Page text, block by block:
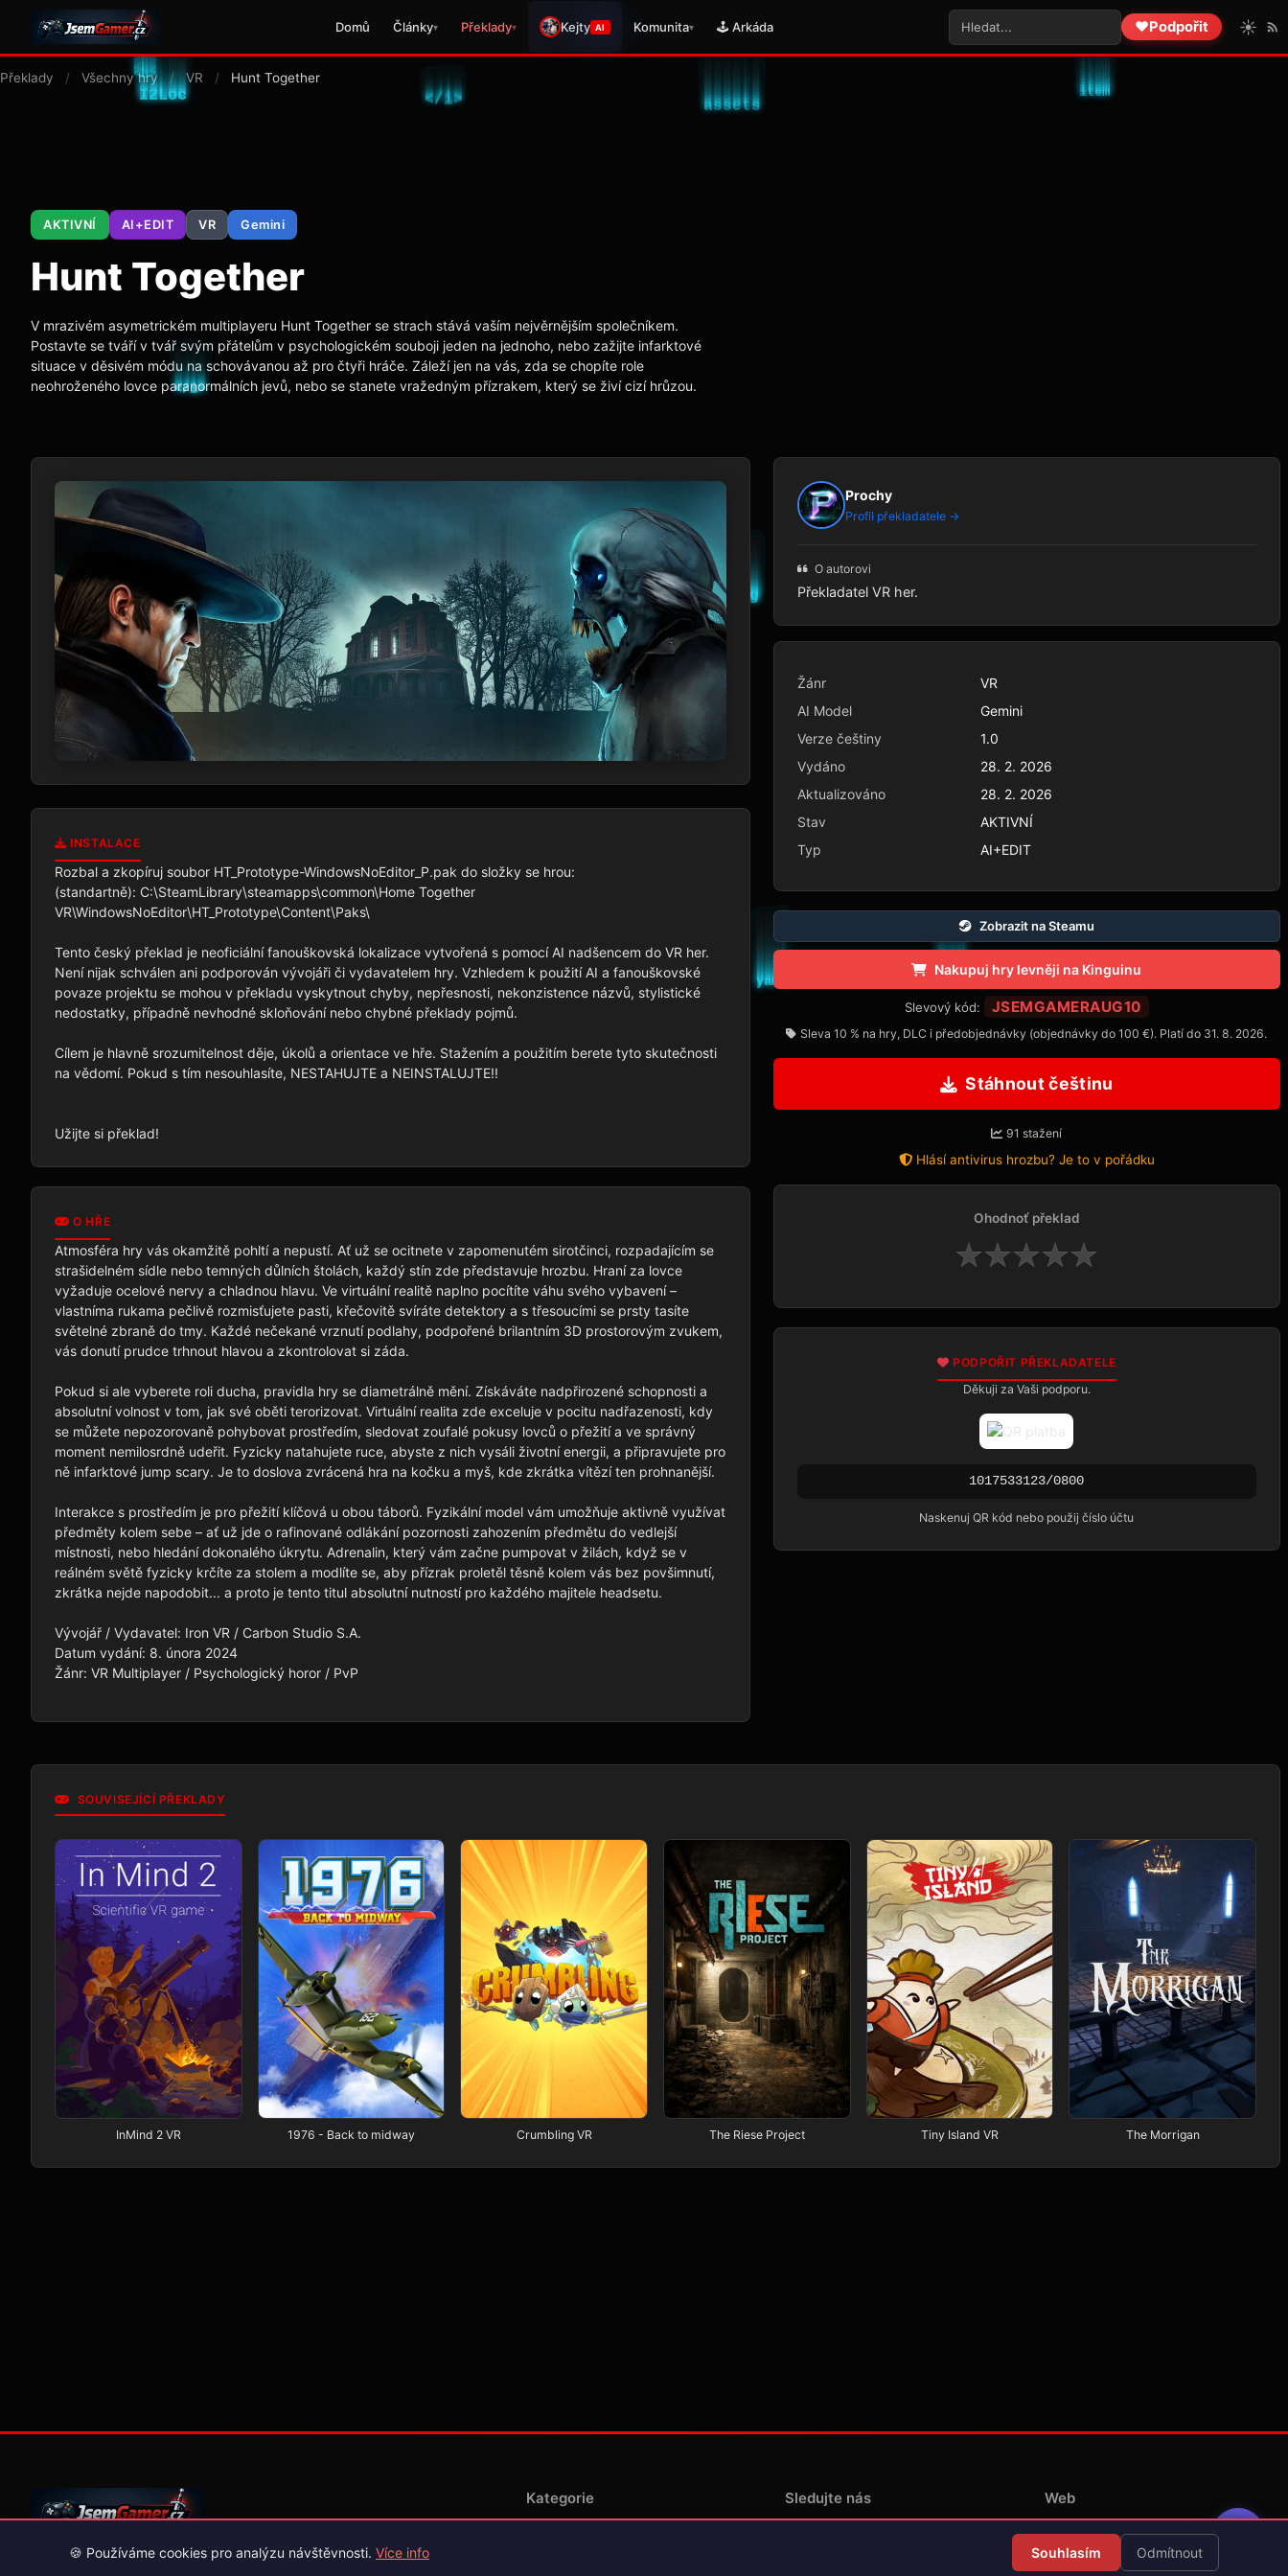
Domů Články▾ Překlady▾ Kejty AI Komunita▾ 🕹️ Arkáda ❤️Podpořit ☀️
Překlady / Všechny hry / VR / Hunt Together
AKTIVNÍ AI+EDIT VR Gemini
Hunt Together
V mrazivém asymetrickém multiplayeru Hunt Together se strach stává vaším nejvěrnějším společníkem.
Postavte se tváří v tvář svým přátelům v psychologickém souboji jeden na jednoho, nebo zažijte infarktové
situace v děsivém módu na schovávanou až pro čtyři hráče. Záleží jen na vás, zda se chopíte role
neohroženého lovce paranormálních jevů, nebo se stanete vražedným přízrakem, který se živí cizí hrůzou.
INSTALACE
Rozbal a zkopíruj soubor HT_Prototype-WindowsNoEditor_P.pak do složky se hrou:
(standartně): C:\SteamLibrary\steamapps\common\Home Together
VR\WindowsNoEditor\HT_Prototype\Content\Paks\
Tento český překlad je neoficiální fanouškovská lokalizace vytvořená s pomocí AI nadšencem do VR her.
Není nijak schválen ani podporován vývojáři či vydavatelem hry. Vzhledem k použití AI a fanouškovské
povaze projektu se mohou v překladu vyskytnout chyby, nepřesnosti, nekonzistence názvů, stylistické
nedostatky, případně nevhodné skloňování nebo chybné překlady pojmů.
Cílem je hlavně srozumitelnost děje, úkolů a orientace ve hře. Stažením a použitím berete tyto skutečnosti
na vědomí. Pokud s tím nesouhlasíte, NESTAHUJTE a NEINSTALUJTE!!
Užijte si překlad!
O HŘE
Atmosféra hry vás okamžitě pohltí a nepustí. Ať už se ocitnete v zapomenutém sirotčinci, rozpadajícím se
strašidelném sídle nebo temných důlních štolách, každý stín zde představuje hrozbu. Hraní za lovce
vyžaduje ocelové nervy a chladnou hlavu. Ve virtuální realitě naplno pocítíte váhu svého vybavení –
vlastníma rukama pečlivě rozmisťujete pasti, křečovitě svíráte detektory a s třesoucími se prsty tasíte
světelné zbraně do tmy. Každé nečekané vrznutí podlahy, podpořené brilantním 3D prostorovým zvukem,
vás donutí prudce trhnout hlavou a zkontrolovat si záda.
Pokud si ale vyberete roli ducha, pravidla hry se diametrálně mění. Získáváte nadpřirozené schopnosti a
absolutní volnost v tom, jak své oběti terorizovat. Virtuální realita zde exceluje v pocitu nadřazenosti, kdy
se můžete nepozorovaně pohybovat prostředím, sledovat zoufalé pokusy lovců o přežití a ve správný
moment nemilosrdně udeřit. Fyzicky natahujete ruce, abyste z nich vysáli životní energii, a připravujete pro
ně infarktové jump scary. Je to doslova zvrácená hra na kočku a myš, kde zkrátka vítězí ten prohnanější.
Interakce s prostředím je pro přežití klíčová u obou táborů. Fyzikální model vám umožňuje aktivně využívat
předměty kolem sebe – ať už jde o rafinované odlákání pozornosti zahozením předmětu do vedlejší
místnosti, nebo hledání dokonalého úkrytu. Adrenalin, který vám začne pumpovat v žilách, když se v
reálném světě fyzicky krčíte za stolem a modlíte se, aby přízrak proletěl těsně kolem vás bez povšimnutí,
zkrátka nejde napodobit... a proto je tento titul absolutní nutností pro každého majitele headsetu.
Vývojář / Vydavatel: Iron VR / Carbon Studio S.A.
Datum vydání: 8. února 2024
Žánr: VR Multiplayer / Psychologický horor / PvP
Prochy
Profil překladatele →
O autorovi
Překladatel VR her.
Žánr
VR
AI Model
Gemini
Verze češtiny
1.0
Vydáno
28. 2. 2026
Aktualizováno
28. 2. 2026
Stav
AKTIVNÍ
Typ
AI+EDIT
Zobrazit na Steamu
Nakupuj hry levněji na Kinguinu
Slevový kód: JSEMGAMERAUG10
Sleva 10 % na hry, DLC i předobjednávky (objednávky do 100 €). Platí do 31. 8. 2026.
Stáhnout češtinu
91 stažení
Hlásí antivirus hrozbu? Je to v pořádku
Ohodnoť překlad
★★★★★
PODPOŘIT PŘEKLADATELE
Děkuji za Vaši podporu.
1017533123/0800
Naskenuj QR kód nebo použij číslo účtu
SOUVISEJÍCÍ PŘEKLADY
InMind 2 VR 1976 - Back to midway Crumbling VR The Riese Project Tiny Island VR The Morrigan
Váš průvodce světem videoher. Novinky, recenze a česko-slovenské
Kategorie Sledujte nás Web
Redakce
Překlady her
🍪 Používáme cookies pro analýzu návštěvnosti. Více info Souhlasím Odmítnout